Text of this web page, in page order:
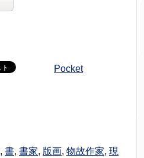
Pocket
, 書, 書家, 版画, 物故作家, 現